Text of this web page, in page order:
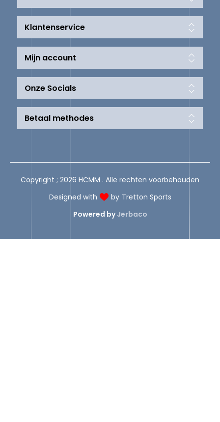
Klantenservice
Mijn account
Onze Socials
Betaal methodes
Copyright ; 2026 HCMM . Alle rechten voorbehouden
Designed with
by Tretton Sports
Powered byJerbaco